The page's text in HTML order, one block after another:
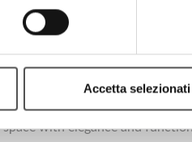
Accetta selezionati
durability and
with elegance and